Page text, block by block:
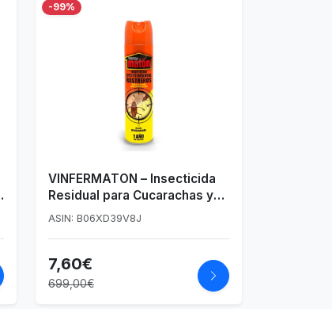
-99%
VINFERMATON – Insecticida
Residual para Cucarachas y
Hormigas 400 ml
ASIN: B06XD39V8J
7,60€
699,00€